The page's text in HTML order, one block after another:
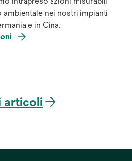
ambientale nei nostri impianti
e in Cina.
articoli